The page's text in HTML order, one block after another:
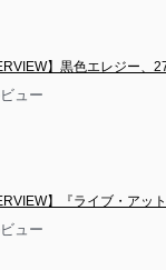
】黒色エレジー、
ュー
】『ライブ・アッ
ュー